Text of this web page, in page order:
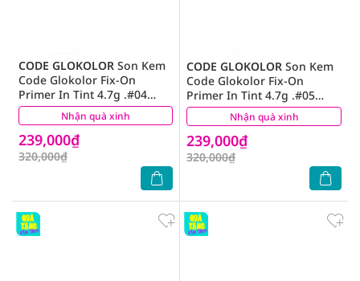
Nhận quà xinh
CODE GLOKOLOR Son Kem
Code Glokolor Fix-On
Primer In Tint 4.7g .#04
Sandy Beige
239,000₫
320,000₫
(0) Nhận quà xinh
CODE GLOKOLOR Son Kem
Code Glokolor Fix-On
Primer In Tint 4.7g .#05
Always Mute
239,000₫
320,000₫
(0)